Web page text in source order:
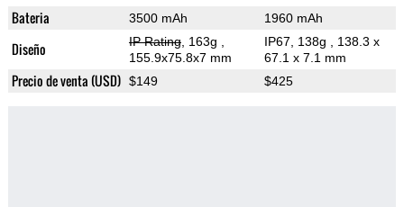
Bateria 3500 mAh 1960 mAh
Diseño IP Rating, 163g
155.9x75.8x7 mm
IP67, 138g
, 138.3 x
67.1 x 7.1 mm
Precio de venta (USD) $149 $425